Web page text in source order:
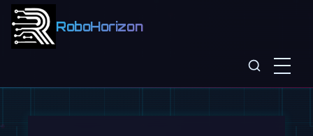
RoboHorizon